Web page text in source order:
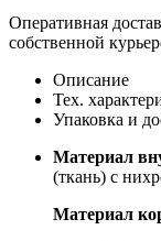
Оперативная
собственной
Описание
Тех.
Упаковка и
Материал
(ткань) с
Материал